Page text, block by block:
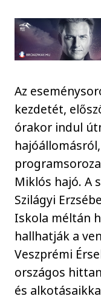
Az
kezdetét,
órakor indul
Miklós hajó. A
Szilágyi
Iskola méltán
hallhatják a
Veszprémi
országos
és